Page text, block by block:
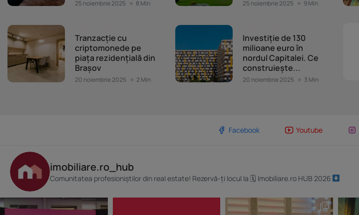
25 noiembrie 2025 8 Min 25 noiembrie 2025 9 Min
Tranzacție cu
criptomonede pe
piața rezidențială din
Brașov
20 noiembrie 2025 2 Min
Investiție de 130
milioane euro în
nordul Capitalei. Ce
construiește...
20 noiembrie 2025 3 Min
Facebook Youtube
imobiliare.ro_hub
Comunitatea profesioniștilor din real estate! Rezervă-ți locul la 🗓 Imobiliare.ro HUB 2026